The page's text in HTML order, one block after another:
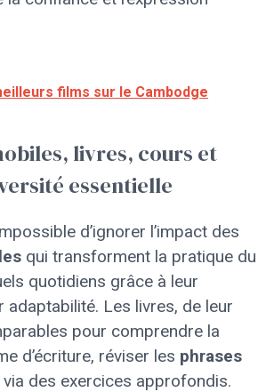
films sur le Cambodge
livres, cours et
essentielle
d’ignorer l’impact des
qui transforment la pratique du
quotidiens grâce à leur
adaptabilité. Les livres, de leur
pour comprendre la
d’écriture, réviser les phrases
des exercices approfondis.